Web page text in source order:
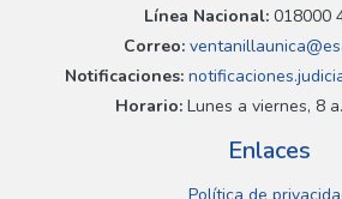
Línea Nacional: 018000
Correo:
Notificaciones:
Horario:Lunes a viernes, 8
Enlaces